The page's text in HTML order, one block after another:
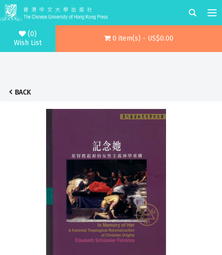
(0)
Wish List
0 item(s) - US$0.00
BACK